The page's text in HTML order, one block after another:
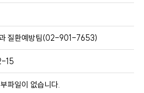
질환예방팀(02-901-7653)
15
파일이 없습니다.